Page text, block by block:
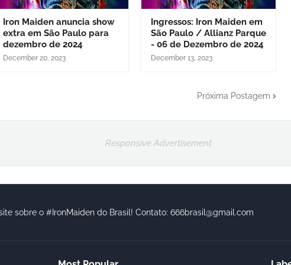
Iron Maiden anuncia show
extra em São Paulo para
dezembro de 2024
December 20, 2023
Ingressos: Iron Maiden em
São Paulo / Allianz Parque
- 06 de Dezembro de 2024
December 13, 2023
Próxima Postagem
Responsive Advertisement
sobre o #IronMaiden do Brasil! Contato: 666brasil@gmail.com